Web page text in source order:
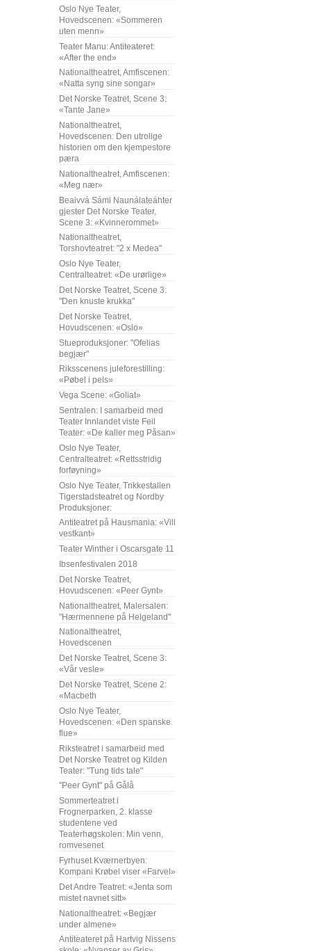
Oslo Nye Teater,
Hovedscenen: «Sommeren
uten menn»
Teater Manu: Antiteateret:
«After the end»
Nationaltheatret, Amfiscenen:
«Natta syng sine songar»
Det Norske Teatret, Scene 3:
«Tante Jane»
Nationaltheatret,
Hovedscenen: Den utrolige
historien om den kjempestore
pæra
Nationaltheatret, Amfiscenen:
«Meg nær»
Beaivvá Sámi Naunálateáhter
gjester Det Norske Teater,
Scene 3: «Kvinnerommet»
Nationaltheatret,
Torshovteatret: "2 x Medea"
Oslo Nye Teater,
Centralteatret: «De urørlige»
Det Norske Teatret, Scene 3:
"Den knuste krukka"
Det Norske Teatret,
Hovudscenen: «Oslo»
Stueproduksjoner: "Ofelias
begjær"
Riksscenens juleforestilling:
«Pøbel i pels»
Vega Scene: «Goliat»
Sentralen: I samarbeid med
Teater Innlandet viste Feil
Teater: «De kaller meg Påsan»
Oslo Nye Teater,
Centralteatret: «Rettsstridig
forføyning»
Oslo Nye Teater, Trikkestallen
Tigerstadsteatret og Nordby
Produksjoner:
Antiteatret på Hausmania: «Vill
vestkant»
Teater Winther i Oscarsgate 11
Ibsenfestivalen 2018
Det Norske Teatret,
Hovudscenen: «Peer Gynt»
Nationaltheatret, Malersalen:
"Hærmennene på Helgeland"
Nationaltheatret,
Hovedscenen
Det Norske Teatret, Scene 3:
«Vår vesle»
Det Norske Teatret, Scene 2:
«Macbeth
Oslo Nye Teater,
Hovedscenen: «Den spanske
flue»
Riksteatret i samarbeid med
Det Norske Teatret og Kilden
Teater: "Tung tids tale"
"Peer Gynt" på Gålå
Sommerteatret i
Frognerparken, 2. klasse
studentene ved
Teaterhøgskolen: Min venn,
romvesenet
Fyrhuset Kværnerbyen:
Kompani Krøbel viser «Farvel»
Det Andre Teatret: «Jenta som
mistet navnet sitt»
Nationaltheatret: «Begjær
under almene»
Antiteateret på Hartvig Nissens